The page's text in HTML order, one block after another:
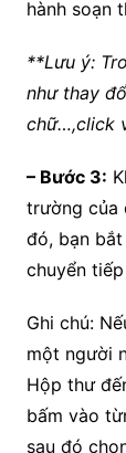
hành soạn
**Lưu ý:
như thay
chữ…,click
– Bước 3:
trường của
đó, bạn
chuyển
Ghi chú:
một người
Hộp thư
bấm vào
sau đó